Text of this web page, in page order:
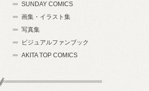
SUNDAY COMICS
画集・イラスト集
写真集
ビジュアルファンブック
AKITA TOP COMICS